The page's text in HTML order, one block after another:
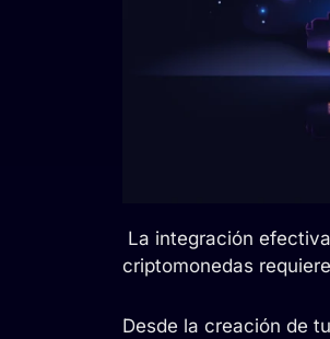
La integración
criptomonedas
Desde la creación de